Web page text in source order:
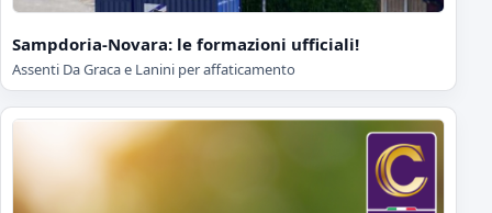
Sampdoria-Novara: le formazioni ufficiali!
Assenti Da Graca e Lanini per affaticamento